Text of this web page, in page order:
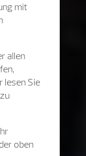
mit
allen
lesen Sie
oben